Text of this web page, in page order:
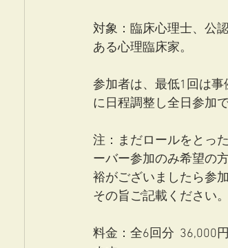
対象：臨床心理士、公
ある心理臨床家。
参加者は、最低1回は
に日程調整し全日参加
注：まだロールをとっ
ーバー参加のみ希望の
裕がございましたら参
その旨ご記載ください。
料金：全6回分  36,000